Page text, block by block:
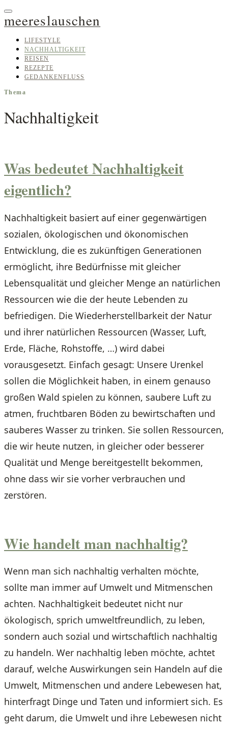
meereslauschen
LIFESTYLE
NACHHALTIGKEIT
REISEN
REZEPTE
GEDANKENFLUSS
Thema
Nachhaltigkeit
Was bedeutet Nachhaltigkeit
eigentlich?
Nachhaltigkeit basiert auf einer gegenwärtigen
sozialen, ökologischen und ökonomischen
Entwicklung, die es zukünftigen Generationen
ermöglicht, ihre Bedürfnisse mit gleicher
Lebensqualität und gleicher Menge an natürlichen
Ressourcen wie die der heute Lebenden zu
befriedigen. Die Wiederherstellbarkeit der Natur
und ihrer natürlichen Ressourcen (Wasser, Luft,
Erde, Fläche, Rohstoffe, …) wird dabei
vorausgesetzt. Einfach gesagt: Unsere Urenkel
sollen die Möglichkeit haben, in einem genauso
großen Wald spielen zu können, saubere Luft zu
atmen, fruchtbaren Böden zu bewirtschaften und
sauberes Wasser zu trinken. Sie sollen Ressourcen,
die wir heute nutzen, in gleicher oder besserer
Qualität und Menge bereitgestellt bekommen,
ohne dass wir sie vorher verbrauchen und
zerstören.
Wie handelt man nachhaltig?
Wenn man sich nachhaltig verhalten möchte,
sollte man immer auf Umwelt und Mitmenschen
achten. Nachhaltigkeit bedeutet nicht nur
ökologisch, sprich umweltfreundlich, zu leben,
sondern auch sozial und wirtschaftlich nachhaltig
zu handeln. Wer nachhaltig leben möchte, achtet
darauf, welche Auswirkungen sein Handeln auf die
Umwelt, Mitmenschen und andere Lebewesen hat,
hinterfragt Dinge und Taten und informiert sich. Es
geht darum, die Umwelt und ihre Lebewesen nicht